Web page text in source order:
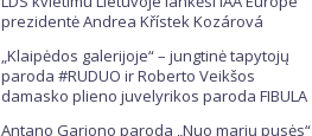
prezidentė Andrea Křístek Kozárová
„Klaipėdos galerijoje“ – jungtinė tapytojų
paroda #RUDUO ir Roberto Veikšos
damasko plieno juvelyrikos paroda FIBULA
Antano Garjono paroda „Nuo marių pusės“